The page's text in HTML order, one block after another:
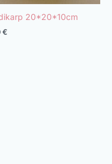
20*20*10cm
€